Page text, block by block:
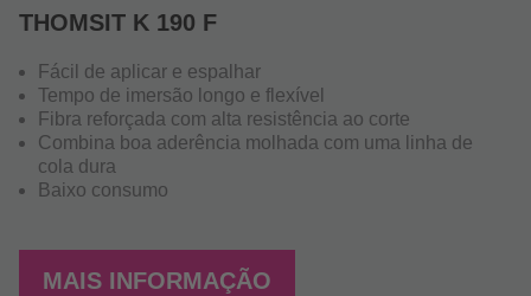
THOMSIT K 190 F
Fácil de aplicar e espalhar
Tempo de imersão longo e flexível
Fibra reforçada com alta resistência ao corte
Combina boa aderência molhada com uma linha de
cola dura
Baixo consumo
MAIS INFORMAÇÃO